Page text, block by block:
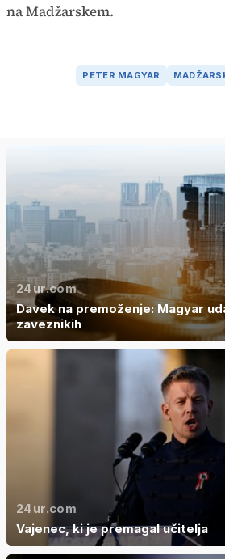
na Madžarskem.
PETER MAGYAR
24ur.com
Davek na premoženje: Magyar
zaveznikih
24ur.com
Vajenec, ki je premagal učitelja